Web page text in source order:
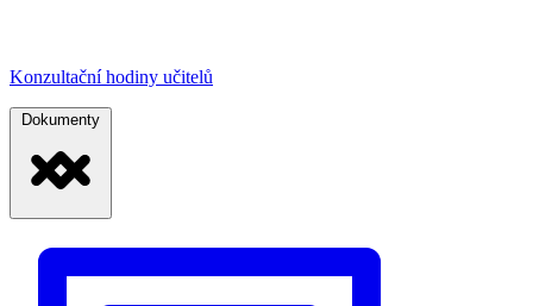
Konzultační hodiny učitelů
Dokumenty